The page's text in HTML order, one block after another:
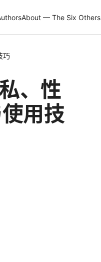
About — The Six Others
巧
、性
用技